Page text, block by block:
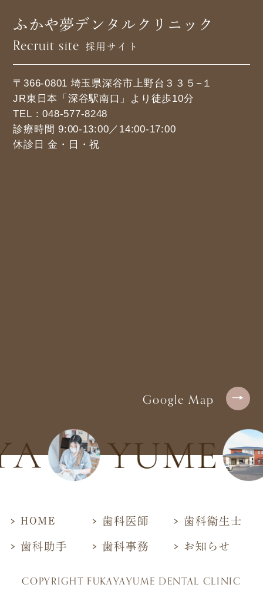
ふかや夢デンタルクリニック
Recruit site 採用サイト
〒366-0801 埼玉県深谷市上野台３３５−１
JR東日本「深谷駅南口」より徒歩10分
TEL：048-577-8248
診療時間 9:00-13:00／14:00-17:00
休診日 金・日・祝
Google Map
HOME 歯科医師 歯科衛生士
歯科助手 歯科事務 お知らせ
COPYRIGHT FUKAYAYUME DENTAL CLINIC